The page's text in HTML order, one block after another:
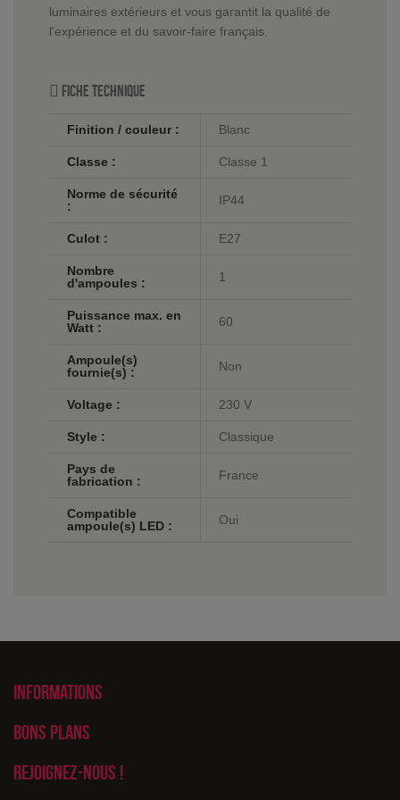
luminaires extérieurs et vous garantit la qualité de
l'expérience et du savoir-faire français.
Fiche technique
Finition / couleur : Blanc
Classe : Classe 1
Norme de sécurité
:
IP44
Culot : E27
Nombre
d'ampoules :
1
Puissance max. en
Watt :
60
Ampoule(s)
fournie(s) :
Non
Voltage : 230 V
Style : Classique
Pays de
fabrication :
France
Compatible
ampoule(s) LED :
Oui
Informations
Bons plans
Rejoignez-nous !